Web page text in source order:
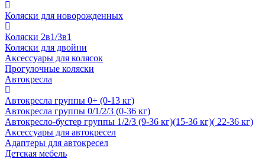
Коляски для новорожденных
Коляски 2в1/3в1
Коляски для двойни
Аксессуары для колясок
Прогулочные коляски
Автокресла
Автокресла группы 0+ (0-13 кг)
Автокресла группы 0/1/2/3 (0-36 кг)
Автокресло-бустер группы 1/2/3 (9-36 кг)(15-36 кг)( 22-36 кг)
Аксессуары для автокресел
Адаптеры для автокресел
Детская мебель